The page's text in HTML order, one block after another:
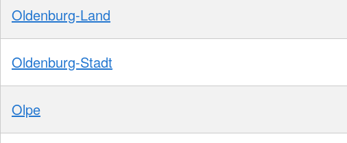
Oldenburg-Land
Oldenburg-Stadt
Olpe